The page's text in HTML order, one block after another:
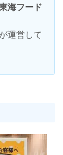
海フード
運営して